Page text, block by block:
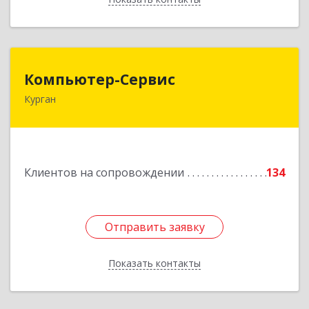
Компьютер-Сервис
Курган
Клиентов на сопровождении 134
Отправить заявку
Показать контакты
Отправить заявку
Назад